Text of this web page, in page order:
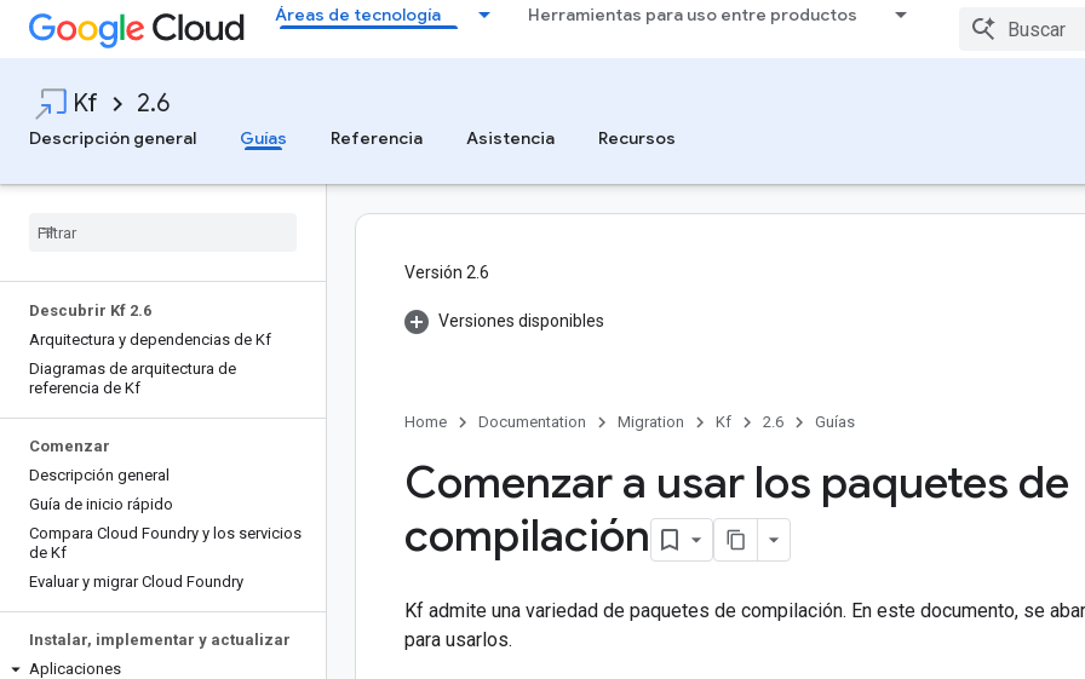
Áreas de tecnología Herramientas para uso entre productos
Kf 2.6
Descripción general Guías Referencia Asistencia Recursos
Descubrir Kf 2.6
Arquitectura y dependencias de Kf
Diagramas de arquitectura de
referencia de Kf
Comenzar
Descripción general
Guía de inicio rápido
Compara Cloud Foundry y los servicios
de Kf
Evaluar y migrar Cloud Foundry
Instalar, implementar y actualizar
Aplicaciones
Versión 2.6
Versiones disponibles
Home Documentation Migration Kf 2.6 Guías
Comenzar a usar los paquetes de
compilación
Kf admite una variedad de paquetes de compilación. En este documento, se
para usarlos.